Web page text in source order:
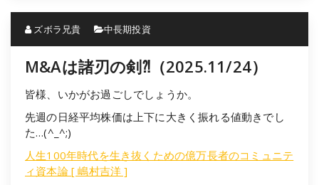
ズボラ兄貴 中長期投資
M&Aは諸刃の剣⁈（2025.11/24）
皆様、いかがお過ごしでしょうか。
先週の日経平均株価は上下に大きく振れる値動きでし
た…(^_^;)
人生100年時代を生き抜くための億万長者のコミュニテ
ィ資本論 [ 嶋村吉洋 ]